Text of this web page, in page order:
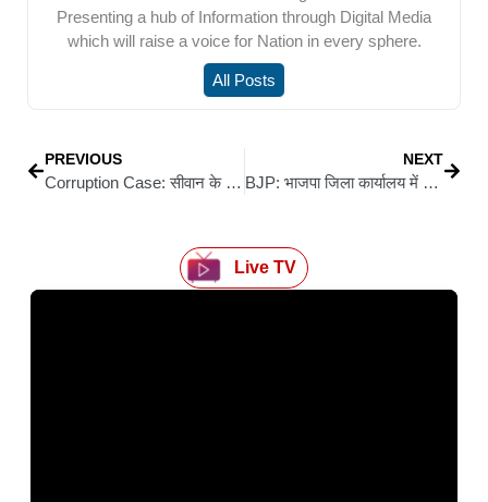
Presenting a hub of Information through Digital Media
which will raise a voice for Nation in every sphere.
All Posts
PREVIOUS
Corruption Case: सीवान के उत्पाद निरीक्षक अंकेश कुमार गोंड पर आय से अधिक संपत्ति का शिकंजा, पटना से पहुंची आर्थिक अपराध इकाई की टीम ने 5 ठिकानों पर एक साथ मारी रेड
NEXT
BJP: भाजपा जिला कार्यालय में जनता दरबार: अनुरंजन मिश्रा ने सुनीं समस्याएं, अधिकारियों से फोन पर कराई कार्रवाई
Live TV